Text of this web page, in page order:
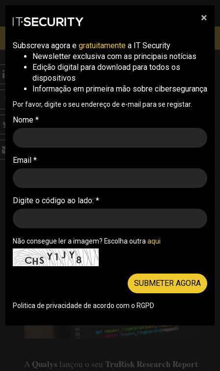
pesquisa
Inscrições abertas
ANALYSIS
Qualys deteta 2,3 mil
milhões de
vulnerabilidades em
2023
A unidade de investigação da Qualys aponta para
das suas técnicas
A Qualys lançou o seu TruRisk Research Report
×
Subscreva agora e gratuitamente a IT Security
Newsletter exclusiva com as principais notícias
Edição digital para download para todos os
dispositivos
Informação em primeira mão sobre cibersegurança
Por favor, digite o seu endereço de e-mail para se registar.
Nome *
Email *
Digite o código ao lado: *
Não consegue ler a imagem? Escolha outra aqui
SUBMETER AGORA
Politica de privacidade de acordo com o RGPD